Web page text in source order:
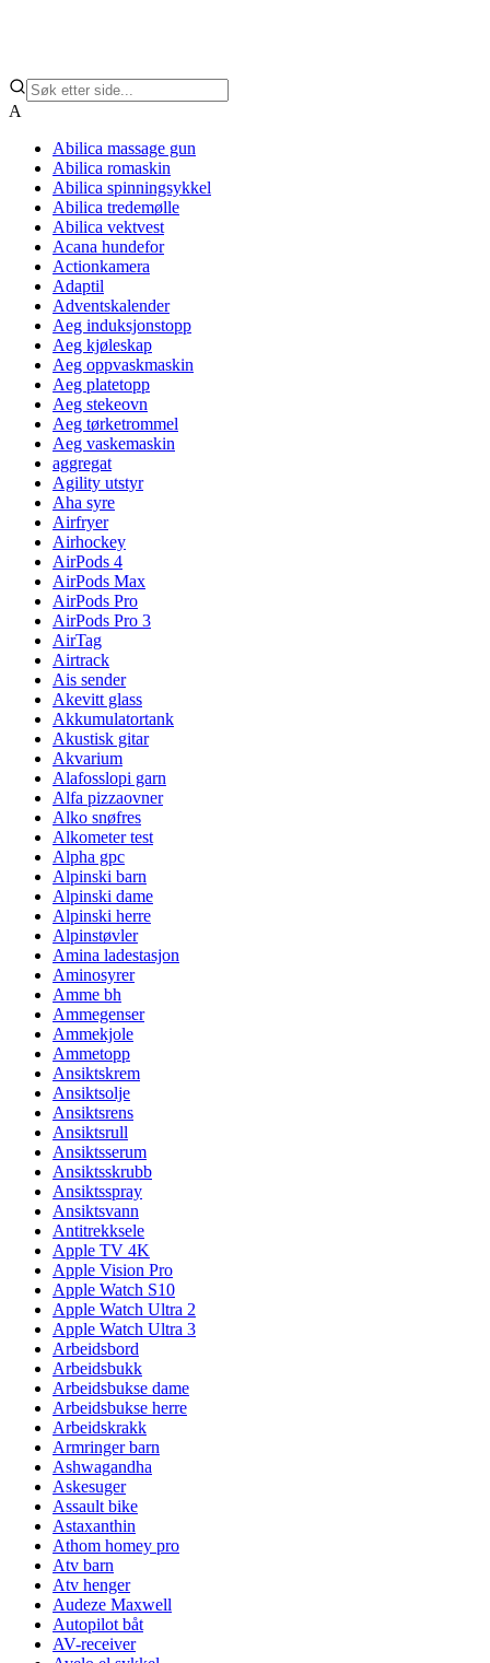
A
Abilica massage gun
Abilica romaskin
Abilica spinningsykkel
Abilica tredemølle
Abilica vektvest
Acana hundefor
Actionkamera
Adaptil
Adventskalender
Aeg induksjonstopp
Aeg kjøleskap
Aeg oppvaskmaskin
Aeg platetopp
Aeg stekeovn
Aeg tørketrommel
Aeg vaskemaskin
aggregat
Agility utstyr
Aha syre
Airfryer
Airhockey
AirPods 4
AirPods Max
AirPods Pro
AirPods Pro 3
AirTag
Airtrack
Ais sender
Akevitt glass
Akkumulatortank
Akustisk gitar
Akvarium
Alafosslopi garn
Alfa pizzaovner
Alko snøfres
Alkometer test
Alpha gpc
Alpinski barn
Alpinski dame
Alpinski herre
Alpinstøvler
Amina ladestasjon
Aminosyrer
Amme bh
Ammegenser
Ammekjole
Ammetopp
Ansiktskrem
Ansiktsolje
Ansiktsrens
Ansiktsrull
Ansiktsserum
Ansiktsskrubb
Ansiktsspray
Ansiktsvann
Antitrekksele
Apple TV 4K
Apple Vision Pro
Apple Watch S10
Apple Watch Ultra 2
Apple Watch Ultra 3
Arbeidsbord
Arbeidsbukk
Arbeidsbukse dame
Arbeidsbukse herre
Arbeidskrakk
Armringer barn
Ashwagandha
Askesuger
Assault bike
Astaxanthin
Athom homey pro
Atv barn
Atv henger
Audeze Maxwell
Autopilot båt
AV-receiver